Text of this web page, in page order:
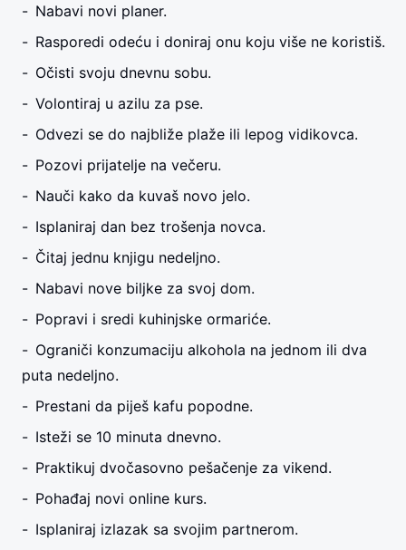
Nabavi novi planer.
Rasporedi odeću i doniraj onu koju više ne koristiš.
Očisti svoju dnevnu sobu.
Volontiraj u azilu za pse.
Odvezi se do najbliže plaže ili lepog vidikovca.
Pozovi prijatelje na večeru.
Nauči kako da kuvaš novo jelo.
Isplaniraj dan bez trošenja novca.
Čitaj jednu knjigu nedeljno.
Nabavi nove biljke za svoj dom.
Popravi i sredi kuhinjske ormariće.
Ograniči konzumaciju alkohola na jednom ili dva
puta nedeljno.
Prestani da piješ kafu popodne.
Isteži se 10 minuta dnevno.
Praktikuj dvočasovno pešačenje za vikend.
Pohađaj novi online kurs.
Isplaniraj izlazak sa svojim partnerom.